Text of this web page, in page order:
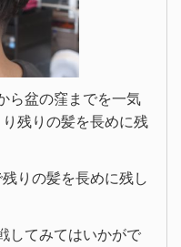
ら盆の窪までを一気
残りの髪を長めに残
りの髪を長めに残し
してみてはいかがで